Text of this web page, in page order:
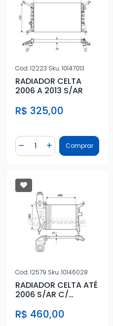
Cod.12223 Sku.10147013
RADIADOR CELTA
2006 A 2013 S/AR
R$ 325,00
Diminuir Quantidade
Quantidade
Adicionar Quantidade
Comprar
Cod.12579 Sku.10146028
RADIADOR CELTA ATÉ
2006 S/AR C/
R$ 460,00